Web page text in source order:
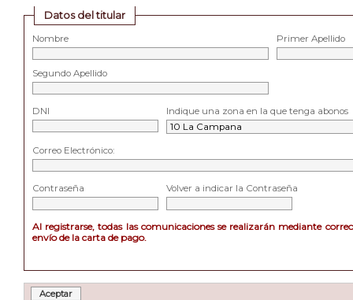
Datos del titular
Nombre Primer Apellido
Segundo Apellido
DNI Indique una zona en la que tenga abonos
Correo Electrónico:
Contraseña Volver a indicar la Contraseña
Al registrarse, todas las comunicaciones se realizarán mediante
envío de la carta de pago.